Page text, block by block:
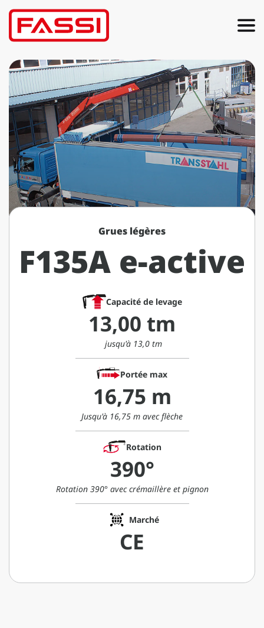
Grues légères
F135A e-active
Capacité de levage
13,00 tm
jusqu'à 13,0 tm
Portée max
16,75 m
Jusqu'à 16,75 m avec flèche
Rotation
390°
Rotation 390° avec crémaillère et pignon
Marché
CE